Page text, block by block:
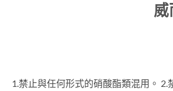
威
1.禁止與任何形式的硝酸酯類混用。